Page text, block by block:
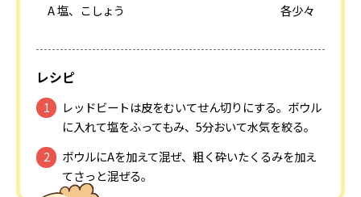
A 塩、こしょう
各少々
レシピ
レッドビートは皮をむいてせん切りにする。ボウル
に入れて塩をふってもみ、5分おいて水気を絞る。
ボウルにAを加えて混ぜ、粗く砕いたくるみを加え
てさっと混ぜる。